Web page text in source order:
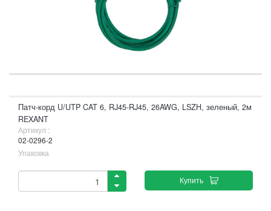
Патч-корд U/UTP CAT 6, RJ45-RJ45, 26AWG, LSZH, зеленый, 2м
REXANT
Артикул :
02-0296-2
Упаковка
Купить